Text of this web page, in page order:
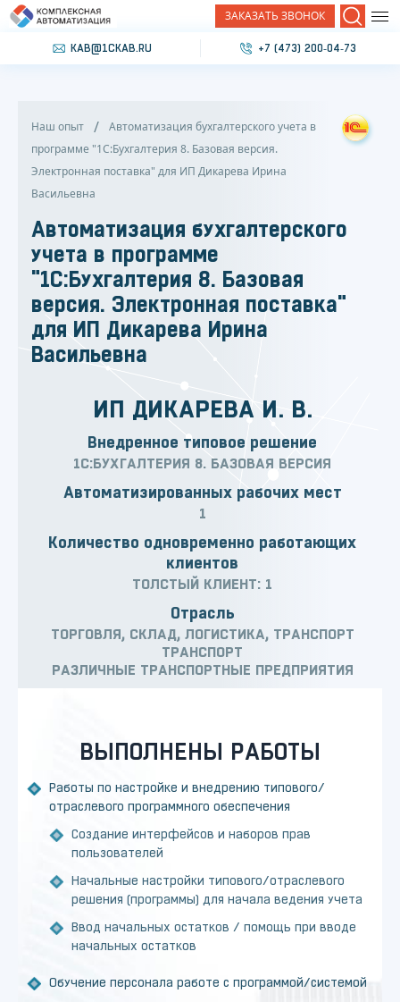
ЗАКАЗАТЬ ЗВОНОК Поиск
KAB@1CKAB.RU +7 (473) 200‐04‐73
Наш опыт
Автоматизация бухгалтерского учета в
программе "1С:Бухгалтерия 8. Базовая версия.
Электронная поставка" для ИП Дикарева Ирина
Васильевна
Автоматизация бухгалтерского
учета в программе
"1С:Бухгалтерия 8. Базовая
версия. Электронная поставка"
для ИП Дикарева Ирина
Васильевна
ИП ДИКАРЕВА И. В.
Внедренное типовое решение
1С:БУХГАЛТЕРИЯ 8. БАЗОВАЯ ВЕРСИЯ
Автоматизированных рабочих мест
1
Количество одновременно работающих
клиентов
ТОЛСТЫЙ КЛИЕНТ: 1
Отрасль
ТОРГОВЛЯ, СКЛАД, ЛОГИСТИКА, ТРАНСПОРТ
ТРАНСПОРТ
РАЗЛИЧНЫЕ ТРАНСПОРТНЫЕ ПРЕДПРИЯТИЯ
ВЫПОЛНЕНЫ РАБОТЫ
Работы по настройке и внедрению типового/
отраслевого программного обеспечения
Создание интерфейсов и наборов прав
пользователей
Начальные настройки типового/отраслевого
решения (программы) для начала ведения учета
Ввод начальных остатков / помощь при вводе
начальных остатков
Обучение персонала работе с программой/системой